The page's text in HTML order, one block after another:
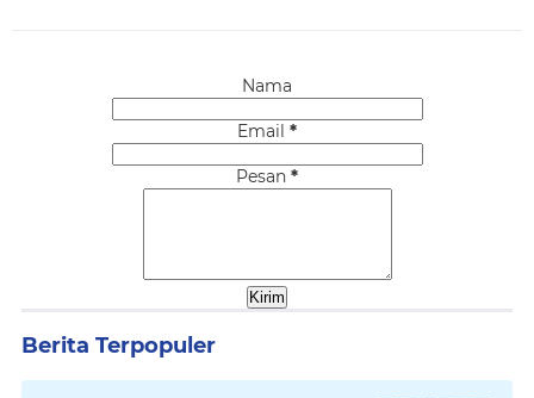
Nama
Email *
Pesan *
Berita Terpopuler